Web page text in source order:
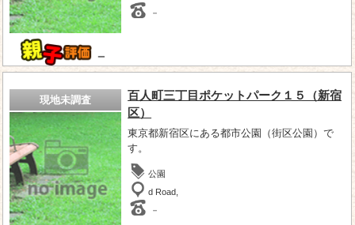
－
－
現地未調査
百人町三丁目ポケットパーク１５（新宿
区）
東京都新宿区にある都市公園（街区公園）で
す。
公園
d Road,
－